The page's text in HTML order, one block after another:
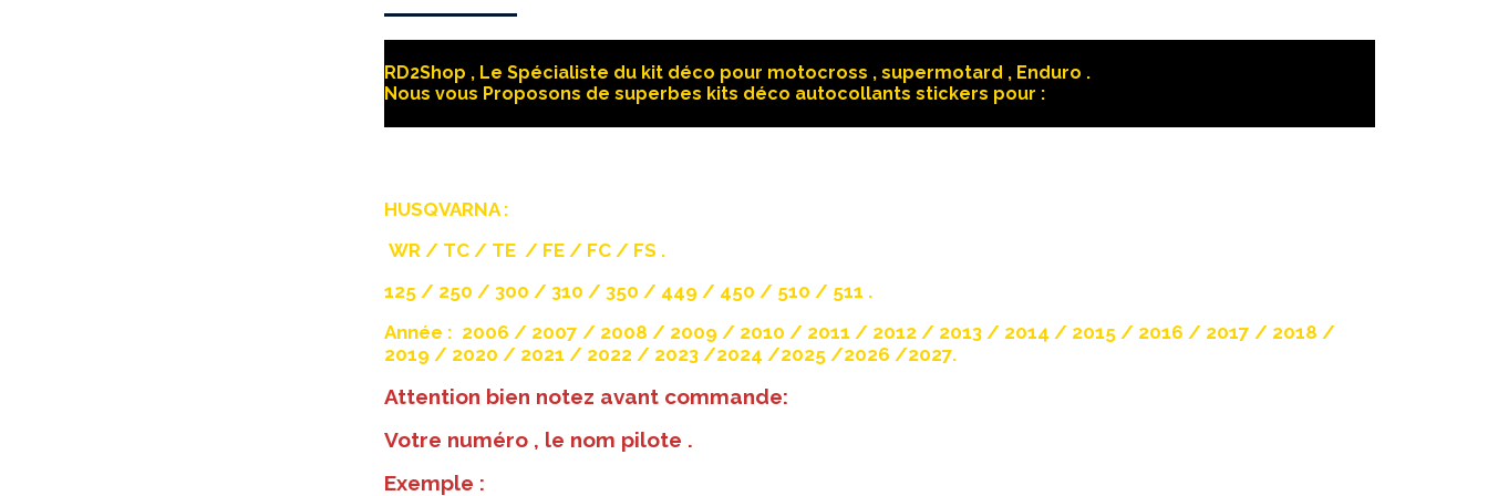
RD2Shop , Le Spécialiste du kit déco pour motocross , supermotard , Enduro .
Nous vous Proposons de superbes kits déco autocollants stickers pour :
HUSQVARNA :
WR / TC / TE / FE / FC / FS .
125 / 250 / 300 / 310 / 350 / 449 / 450 / 510 / 511 .
Année : 2006 / 2007 / 2008 / 2009 / 2010 / 2011 / 2012 / 2013 / 2014 / 2015 / 2016 / 2017 / 2018 /
2019 / 2020 / 2021 / 2022 / 2023 /2024 /2025 /2026 /2027.
Attention bien notez avant commande:
Votre numéro , le nom pilote .
Exemple :